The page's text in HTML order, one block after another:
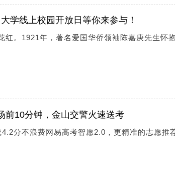
线上校园开放日等你来参与！
红。1921年，著名爱国华侨领袖陈嘉庚先生怀
前10分钟，金山交警火速送考
分不浪费网易高考智愿2.0，更精准的志愿推